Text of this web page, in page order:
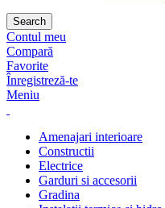
Search
Contul meu
Compară
Favorite
Înregistreză-te
Meniu
Amenajari interioare
Constructii
Electrice
Garduri si accesorii
Gradina